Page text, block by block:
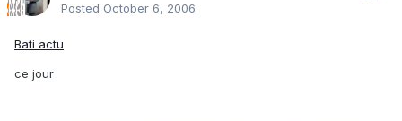
Posted October 6, 2006
Bati actu
ce jour